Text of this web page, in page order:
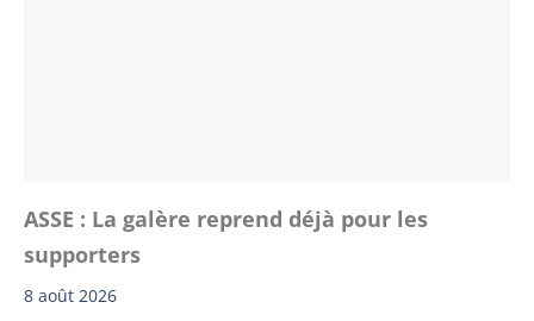
ASSE : La galère reprend déjà pour les
supporters
8 août 2026